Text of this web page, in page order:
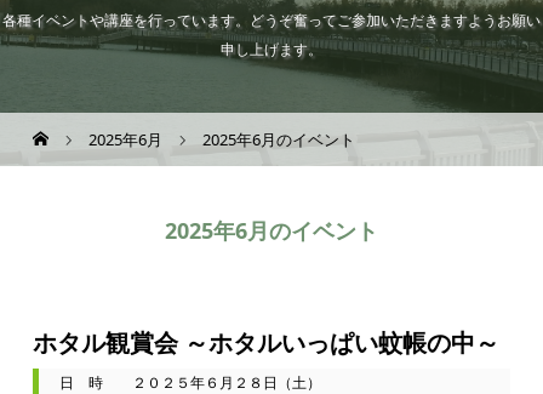
各種イベントや講座を行っています。どうぞ奮ってご参加いただきますようお願い
申し上げます。
2025年6月 2025年6月のイベント
2025年6月のイベント
ホタル観賞会 ～ホタルいっぱい蚊帳の中～
日　時　　２０２５年６月２８日（土）